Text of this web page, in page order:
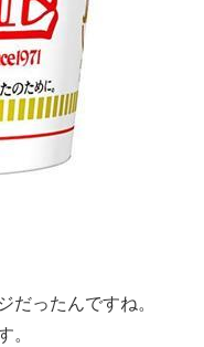
ったんですね。